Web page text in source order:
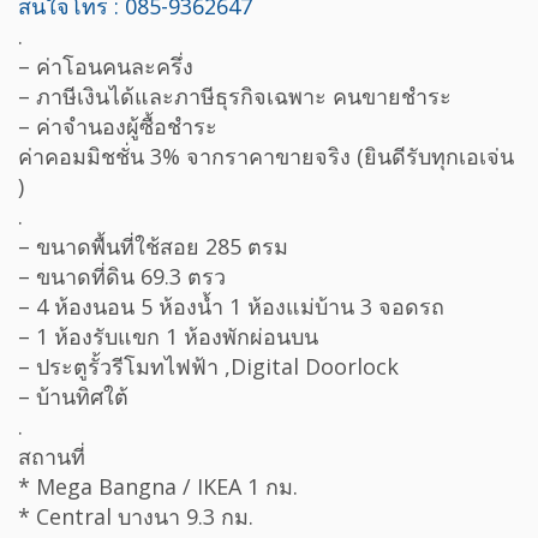
สนใจโทร : 085-9362647
.
– ค่าโอนคนละครึ่ง
– ภาษีเงินได้และภาษีธุรกิจเฉพาะ คนขายชำระ
– ค่าจำนองผู้ซื้อชำระ
ค่าคอมมิชชั่น 3% จากราคาขายจริง (ยินดีรับทุกเอเจ่น
)
.
– ขนาดพื้นที่ใช้สอย 285 ตรม
– ขนาดที่ดิน 69.3 ตรว
– 4 ห้องนอน 5 ห้องน้ำ 1 ห้องแม่บ้าน 3 จอดรถ
– 1 ห้องรับแขก 1 ห้องพักผ่อนบน
– ประตูรั้วรีโมทไฟฟ้า ,Digital Doorlock
– บ้านทิศใต้
.
สถานที่
* Mega Bangna / IKEA 1 กม.
* Central บางนา 9.3 กม.